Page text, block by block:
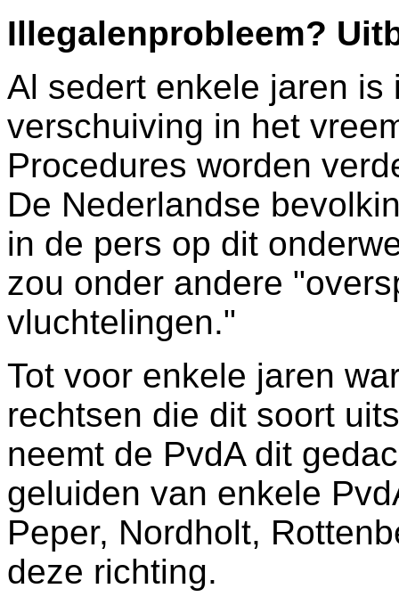
Illegalenprobleem?
Al sedert enkele jaren is
verschuiving in het
Procedures worden
De Nederlandse
in de pers op dit
zou onder andere
vluchtelingen."
Tot voor enkele jaren
rechtsen die dit soort
neemt de PvdA dit
geluiden van enkele
Peper, Nordholt,
deze richting.